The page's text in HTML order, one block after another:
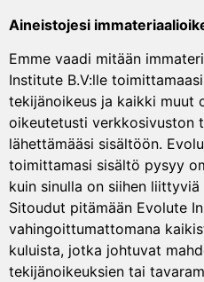
Aineistojesi
Emme vaadi mitään
Institute B.V:lle
tekijänoikeus ja kaikki muut
oikeutetusti verkkosivuston
lähettämääsi sisältöön.
toimittamasi sisältö pysyy
kuin sinulla on siihen
Sitoudut pitämään Evolute
vahingoittumattomana
kuluista, jotka johtuvat
tekijänoikeuksien tai